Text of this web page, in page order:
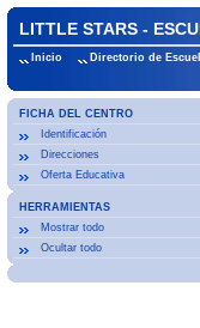
LITTLE STARS -
Inicio Directorio de
FICHA DEL CENTRO
Identificación
Direcciones
Oferta Educativa
HERRAMIENTAS
Mostrar todo
Ocultar todo